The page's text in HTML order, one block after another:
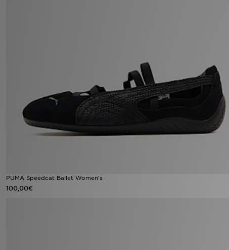
PUMA Speedcat Ballet Women's
100,00€